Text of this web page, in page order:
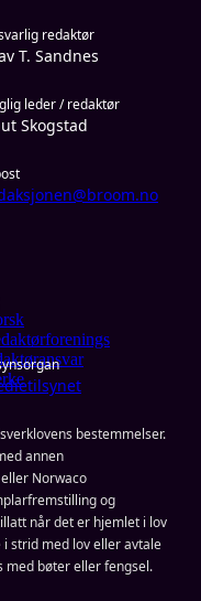
redaktør
T. Sandnes
leder / redaktør
Skogstad
bestemmelser.
annen
Norwaco
og
når det er hjemlet i lov
strid med lov eller avtale
med bøter eller fengsel.